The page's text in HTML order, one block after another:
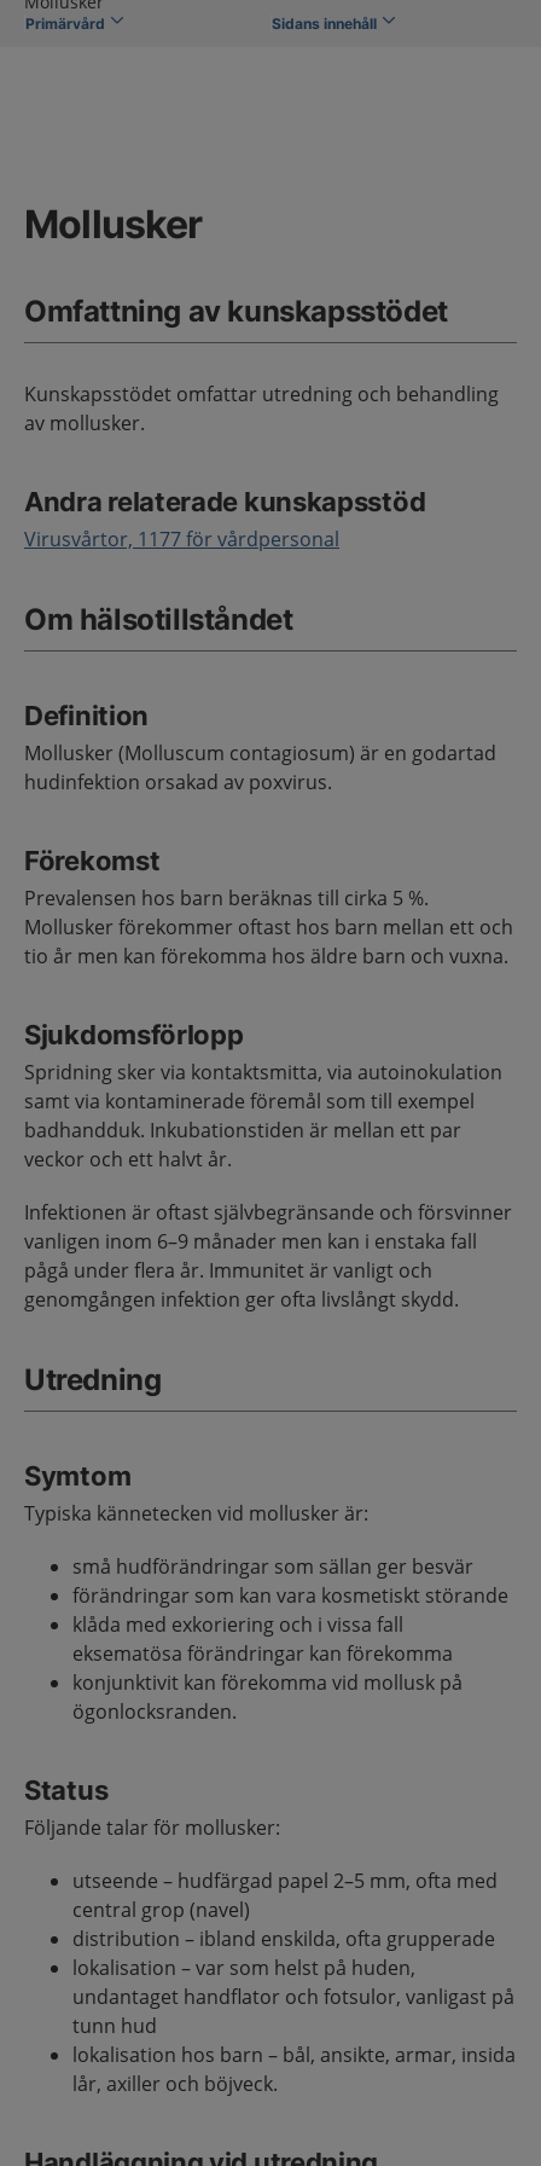
Primärvård Sidans innehåll
Mollusker
Omfattning av kunskapsstödet
Kunskapsstödet omfattar utredning och behandling
av mollusker.
Andra relaterade kunskapsstöd
Virusvårtor, 1177 för vårdpersonal
Om hälsotillståndet
Definition
Mollusker (Molluscum contagiosum) är en godartad
hudinfektion orsakad av poxvirus.
Förekomst
Prevalensen hos barn beräknas till cirka 5 %.
Mollusker förekommer oftast hos barn mellan ett och
tio år men kan förekomma hos äldre barn och vuxna.
Sjukdomsförlopp
Spridning sker via kontaktsmitta, via autoinokulation
samt via kontaminerade föremål som till exempel
badhandduk. Inkubationstiden är mellan ett par
veckor och ett halvt år.
Infektionen är oftast självbegränsande och försvinner
vanligen inom 6–9 månader men kan i enstaka fall
pågå under flera år. Immunitet är vanligt och
genomgången infektion ger ofta livslångt skydd.
Utredning
Symtom
Typiska kännetecken vid mollusker är:
små hudförändringar som sällan ger besvär
förändringar som kan vara kosmetiskt störande
klåda med exkoriering och i vissa fall
eksematösa förändringar kan förekomma
konjunktivit kan förekomma vid mollusk på
ögonlocksranden.
Status
Följande talar för mollusker:
utseende – hudfärgad papel 2–5 mm, ofta med
central grop (navel)
distribution – ibland enskilda, ofta grupperade
lokalisation – var som helst på huden,
undantaget handflator och fotsulor, vanligast på
tunn hud
lokalisation hos barn – bål, ansikte, armar, insida
lår, axiller och böjveck.